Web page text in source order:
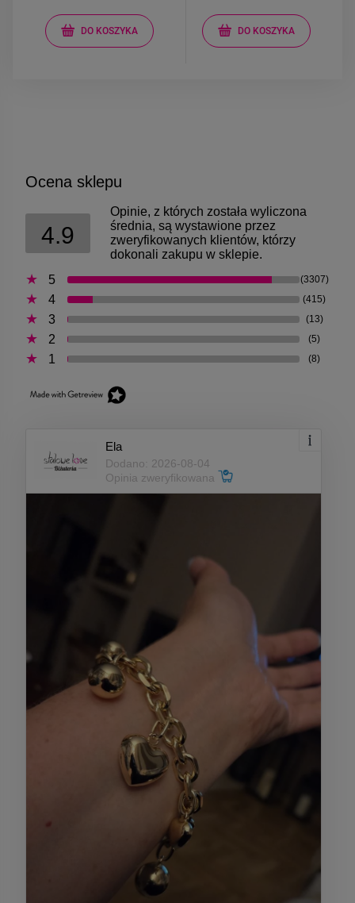
DO KOSZYKA DO KOSZYKA
Ocena sklepu
4.9
Opinie, z których została wyliczona
średnia, są wystawione przez
zweryfikowanych klientów, którzy
dokonali zakupu w sklepie.
5
(3307)
4 (415)
3 (13)
2 (5)
1 (8)
Ela
Dodano: 2026-08-04
Opinia zweryfikowana